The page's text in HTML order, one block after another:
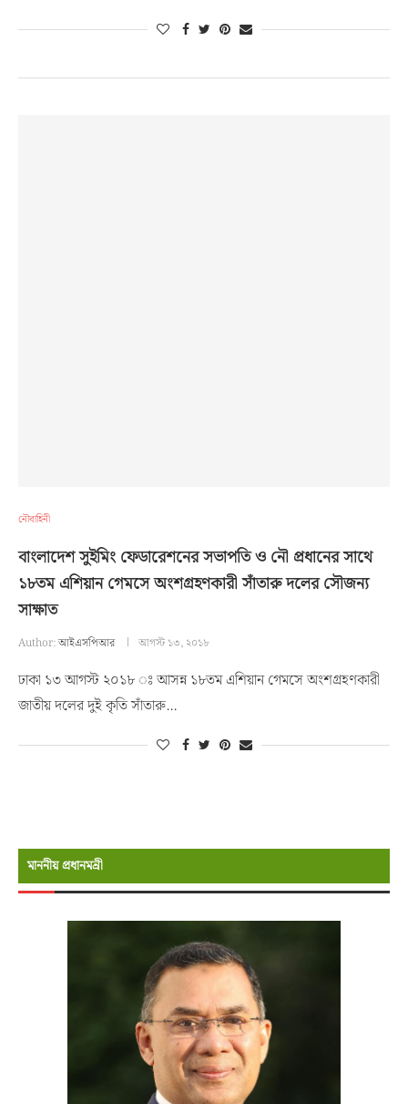
নৌবাহিনী
বাংলাদেশ সুইমিং ফেডারেশনের সভাপতি ও নৌ প্রধানের সাথে
১৮তম এশিয়ান গেমসে অংশগ্রহণকারী সাঁতারু দলের সৌজন্য
সাক্ষাত
Author:আইএসপিআর আগস্ট ১৩, ২০১৮
ঢাকা ১৩ আগস্ট ২০১৮ ঃ আসন্ন ১৮তম এশিয়ান গেমসে অংশগ্রহণকারী
জাতীয় দলের দুই কৃতি সাঁতারু…
মাননীয় প্রধানমন্রী